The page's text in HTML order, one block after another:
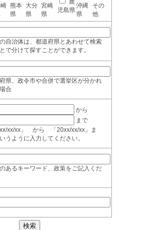
熊本
県
大分
県
宮崎
県
鹿
児島県
沖縄
県
その
他
自治体は、都道府県とあわせて検索
で分けて探すことができます。
県、政令市や合併で選挙区が分かれ
合
から
まで
xx/xx」 から 「20xx/xx/xx」ま
ように入力してください。
あるキーワード、政策をご記入くだ